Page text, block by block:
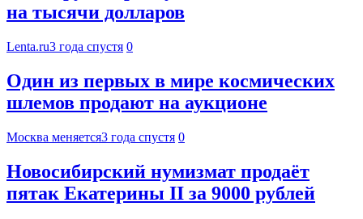
на тысячи долларов
Lenta.ru3 года спустя 0
Один из первых в мире космических
шлемов продают на аукционе
Москва меняется3 года спустя 0
Новосибирский нумизмат продаёт
пятак Екатерины II за 9000 рублей